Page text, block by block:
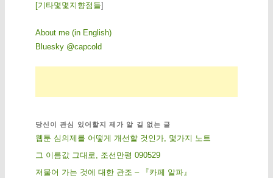
[기 타몇 몇 지 향점 들]
About me (in English)
Bluesky @capcold
당신이 관심 있어할지 제가 알 길 없는 글
웹툰 심의제를 어떻게 개선할 것인가, 몇가지 노트
그 이름값 그대로, 조선만평 090529
저물어 가는 것에 대한 관조 – 『카페 알파』